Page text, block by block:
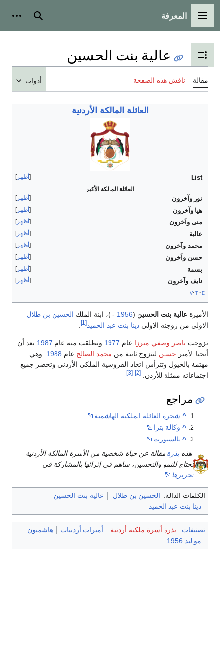
القائمة الرئيسية
المعرفة بحث
تبديل عرض جدول المحتويات
عالية بنت الحسين
مقالة ناقش هذه الصفحة أدوات
العائلة المالكة الأردنية
أظهر List
العائلة المالكة الأكبر
أظهر
نور وآخرون
أظهر هيا وآخرون
أظهر منى وآخرون
أظهر عالية
أظهر محمد وآخرون
أظهر حسن وآخرون
أظهر بسمة
أظهر نايف وآخرون
v t e
الأميرة عالية بنت الحسين (
1956 - )، ابنة الملك الحسين بن طلال
الاولى من زوجته الاولى دينا بنت عبد الحميد[1]
.
تزوجت ناصر وصفي ميرزا عام 1977 وتطلقت منه عام 1987 بعد أن
أنجبا الأمير حسين لتتزوج ثانية من محمد الصالح عام 1988. وهي
مهتمة بالخيول وتترأس اتحاد الفروسية الملكي الأردني وتحضر جميع
اجتماعاته ممثلة للأردن. [2]
[3]
مراجع
^ شجرة العائلة الملكية الهاشمية
^ وكالة بترا
^ بالسبورت
هذه بذرة مقالة عن حياة شخصية من الأسرة المالكة الأردنية
تحتاج للنمو والتحسين، ساهم في إثرائها بالمشاركة في
تحريرها
الكلمات الدالة: الحسين بن طلال
عالية بنت الحسين
دينا بنت عبد الحميد
تصنيفات: بذرة أسرة ملكية أردنية أميرات أردنيات
هاشميون
مواليد 1956